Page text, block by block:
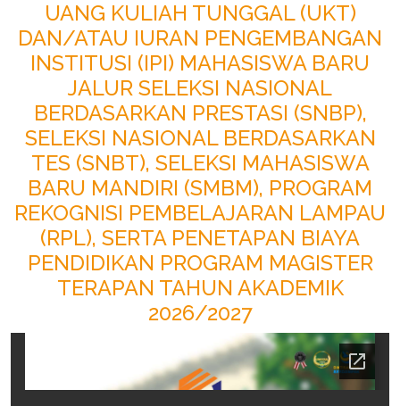
UANG KULIAH TUNGGAL (UKT)
DAN/ATAU IURAN PENGEMBANGAN
INSTITUSI (IPI) MAHASISWA BARU
JALUR SELEKSI NASIONAL
BERDASARKAN PRESTASI (SNBP),
SELEKSI NASIONAL BERDASARKAN
TES (SNBT), SELEKSI MAHASISWA
BARU MANDIRI (SMBM), PROGRAM
REKOGNISI PEMBELAJARAN LAMPAU
(RPL), SERTA PENETAPAN BIAYA
PENDIDIKAN PROGRAM MAGISTER
TERAPAN TAHUN AKADEMIK
2026/2027